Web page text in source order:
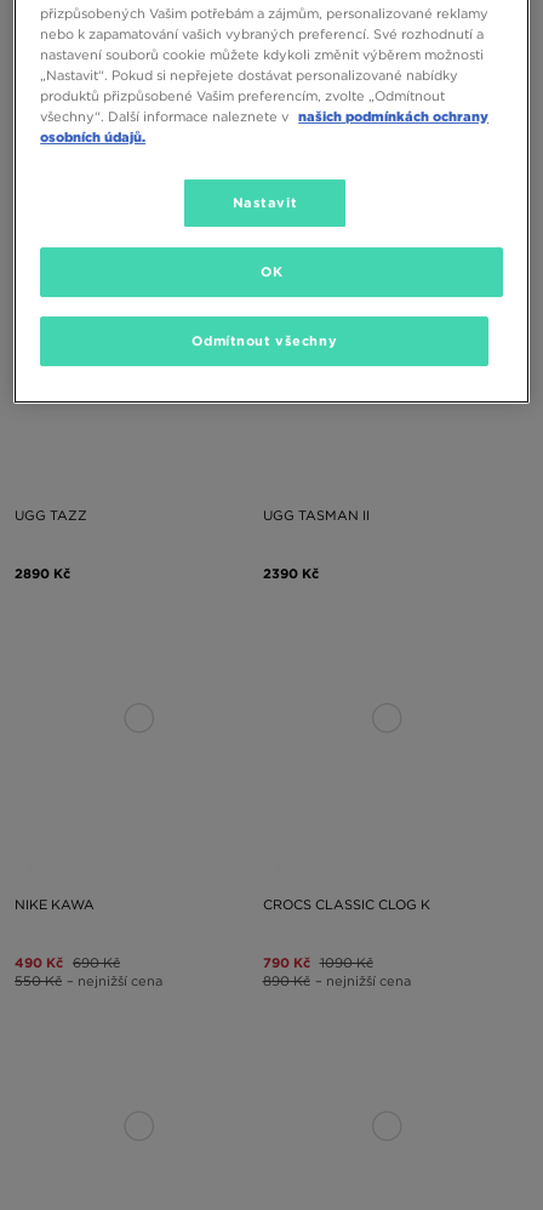
UGG GOLDENSTAR CLOG UGG GOLDENSTAR CLOG
2690 Kč
UGG TAZZ
2890 Kč
UGG TASMAN II
2390 Kč
NIKE KAWA
490 Kč 690 Kč
550 Kč – nejnižší cena
CROCS CLASSIC CLOG K
790 Kč 1090 Kč
890 Kč – nejnižší cena
přizpůsobených Vašim potřebám a zájmům, personalizované reklamy
nebo k zapamatování vašich vybraných preferencí. Své rozhodnutí a
nastavení souborů cookie můžete kdykoli změnit výběrem možnosti
„Nastavit“. Pokud si nepřejete dostávat personalizované nabídky
produktů přizpůsobené Vašim preferencím, zvolte „Odmítnout
všechny“. Další informace naleznete v našich podmínkách ochrany
osobních údajů.
Nastavit
Odmítnout všechny
OK